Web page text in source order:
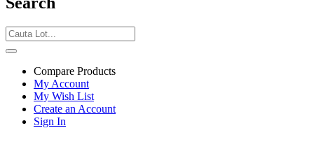
Compare Products
My Account
My Wish List
Create an Account
Sign In